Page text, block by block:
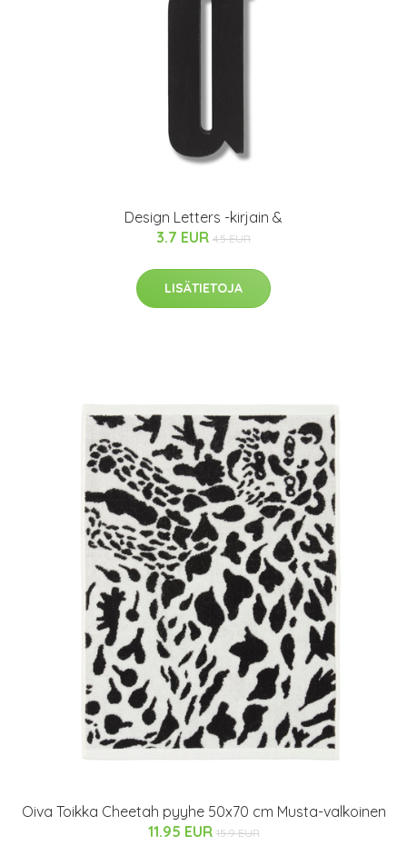
Design Letters -kirjain &
3.7 EUR 4.5 EUR
LISÄTIETOJA
Oiva Toikka Cheetah pyyhe 50x70 cm Musta-valkoinen
11.95 EUR 15.9 EUR